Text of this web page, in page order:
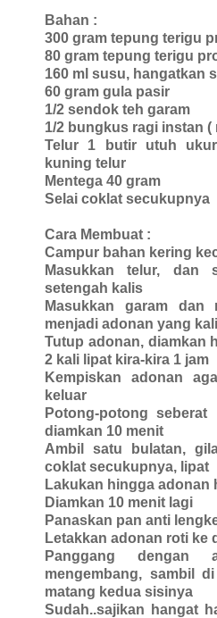
Bahan :
300 gram tepung terigu
80 gram tepung terigu
160 ml susu, hangatkan
60 gram gula pasir
1/2 sendok teh garam
1/2 bungkus ragi instan (
Telur 1 butir utuh
kuning telur
Mentega 40 gram
Selai coklat secukupnya
Cara Membuat :
Campur bahan kering
Masukkan telur, dan
setengah kalis
Masukkan garam dan
menjadi adonan yang
Tutup adonan, diamkan
2 kali lipat kira-kira 1 jam
Kempiskan adonan
keluar
Potong-potong
diamkan 10 menit
Ambil satu bulatan,
coklat secukupnya, lipat
Lakukan hingga adonan
Diamkan 10 menit lagi
Panaskan pan anti
Letakkan adonan roti ke
Panggang
mengembang, sambil
matang kedua sisinya
Sudah..sajikan hangat